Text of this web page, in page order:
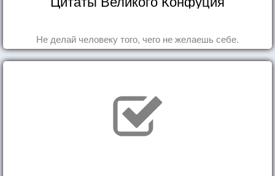
Не делай человеку того, чего не желаешь себе.